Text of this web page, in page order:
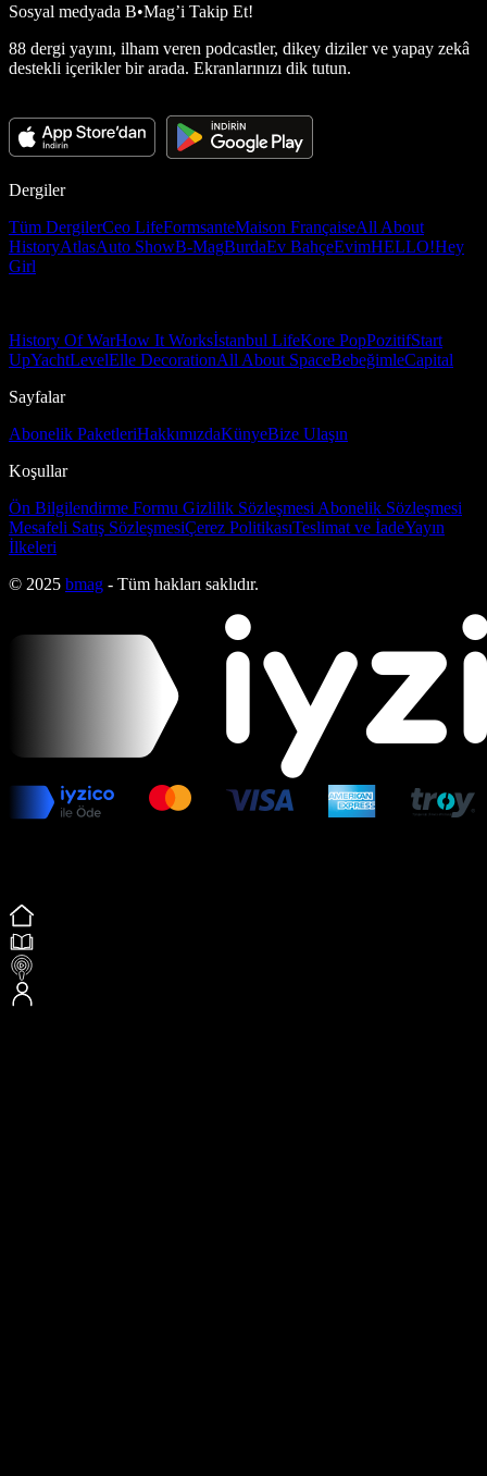
Sosyal medyada B•Mag’i Takip Et!
88 dergi yayını, ilham veren podcastler, dikey diziler ve yapay zekâ
destekli içerikler bir arada. Ekranlarınızı dik tutun.
Dergiler
Tüm DergilerCeo LifeFormsanteMaison FrançaiseAll About
HistoryAtlasAuto ShowB-MagBurdaEv BahçeEvimHELLO!Hey
Girl
History Of WarHow It Worksİstanbul LifeKore PopPozitifStart
UpYachtLevelElle DecorationAll About SpaceBebeğimleCapital
Sayfalar
Abonelik PaketleriHakkımızdaKünyeBize Ulaşın
Koşullar
Ön Bilgilendirme Formu Gizlilik Sözleşmesi Abonelik Sözleşmesi
Mesafeli Satış SözleşmesiÇerez PolitikasıTeslimat ve İadeYayın
İlkeleri
© 2025 bmag - Tüm hakları saklıdır.